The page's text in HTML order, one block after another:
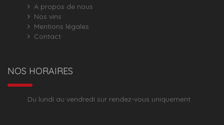
A propos de nous
Nos vins
Mentions légales
Contact
NOS HORAIRES
Du lundi au vendredi sur rendez-vous uniquement